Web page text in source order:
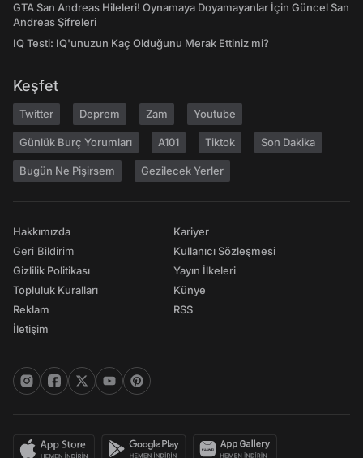
GTA San Andreas Hileleri! Oynamaya Doyamayanlar İçin Güncel San
Andreas Şifreleri
IQ Testi: IQ'unuzun Kaç Olduğunu Merak Ettiniz mi?
Keşfet
Twitter Deprem Zam Youtube
Günlük Burç Yorumları A101 Tiktok Son Dakika
Bugün Ne Pişirsem Gezilecek Yerler
Hakkımızda
Geri Bildirim
Gizlilik Politikası
Topluluk Kuralları
Reklam
İletişim
Kariyer
Kullanıcı Sözleşmesi
Yayın İlkeleri
Künye
RSS